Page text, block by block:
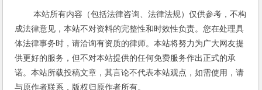
本站所有内容（包括法律咨询、法律法规）仅供参考，不构
成法律意见，本站不对资料的完整性和时效性负责。您在处理具
体法律事务时，请洽询有资质的律师。本站将努力为广大网友提
供更好的服务，但不对本站提供的任何免费服务作出正式的承
诺。本站所载投稿文章，其言论不代表本站观点，如需使用，请
与原作者联系，版权归原作者所有。